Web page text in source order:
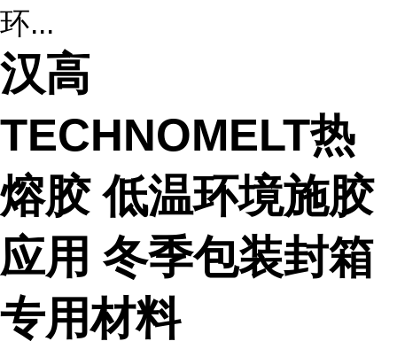
环...
汉高
TECHNOMELT热
熔胶 低温环境施胶
应用 冬季包装封箱
专用材料